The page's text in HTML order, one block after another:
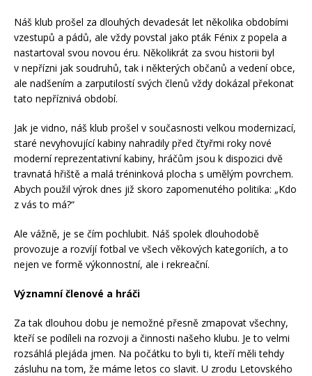
Náš klub prošel za dlouhých devadesát let několika obdobími
vzestupů a pádů, ale vždy povstal jako pták Fénix z popela a
nastartoval svou novou éru. Několikrát za svou historii byl
v nepřízni jak soudruhů, tak i některých občanů a vedení obce,
ale nadšením a zarputilostí svých členů vždy dokázal překonat
tato nepříznivá období.
Jak je vidno, náš klub prošel v současnosti velkou modernizací,
staré nevyhovující kabiny nahradily před čtyřmi roky nové
moderní reprezentativní kabiny, hráčům jsou k dispozici dvě
travnatá hřiště a malá tréninková plocha s umělým povrchem.
Abych použil výrok dnes již skoro zapomenutého politika: „Kdo
z vás to má?“
Ale vážně, je se čím pochlubit. Náš spolek dlouhodobě
provozuje a rozvíjí fotbal ve všech věkových kategoriích, a to
nejen ve formě výkonnostní, ale i rekreační.
Významní členové a hráči
Za tak dlouhou dobu je nemožné přesně zmapovat všechny,
kteří se podíleli na rozvoji a činnosti našeho klubu. Je to velmi
rozsáhlá plejáda jmen. Na počátku to byli ti, kteří měli tehdy
zásluhu na tom, že máme letos co slavit. U zrodu Letovského